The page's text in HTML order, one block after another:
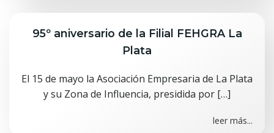
95º aniversario de la Filial FEHGRA La
Plata
El 15 de mayo la Asociación Empresaria de La Plata
y su Zona de Influencia, presidida por […]
leer más...